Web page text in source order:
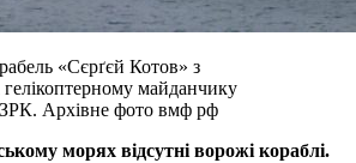
«Сєрґєй Котов» з
майданчику
Архівне фото вмф рф
морях відсутні ворожі кораблі.